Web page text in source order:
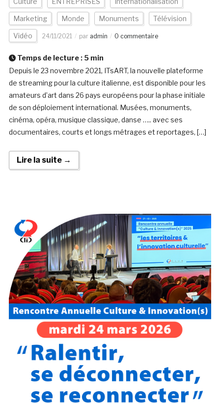
Marketing Monde Monuments Télévision
Vidéo 24/11/2021 par admin 0 commentaire
Temps de lecture : 5 min
Depuis le 23 novembre 2021, ITsART, la nouvelle plateforme
de streaming pour la culture italienne, est disponible pour les
amateurs d’art dans 26 pays européens pour la phase initiale
de son déploiement international. Musées, monuments,
cinéma, opéra, musique classique, danse ….. avec ses
documentaires, courts et longs métrages et reportages, […]
Lire la suite →